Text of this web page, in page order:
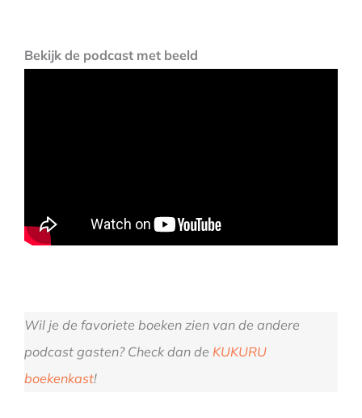
Bekijk de podcast met beeld
Wil je de favoriete boeken zien van de andere
podcast gasten? Check dan de KUKURU
boekenkast!